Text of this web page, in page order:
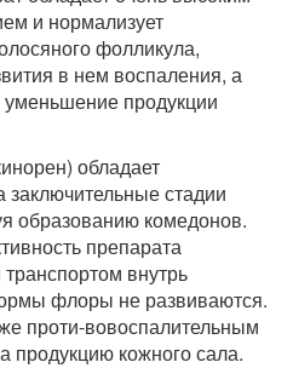
и нормализует
фолликула,
в нем воспаления, а
продукции
обладает
стадии
образованию комедонов.
препарата
внутрь
флоры не развиваются.
проти-вовоспалительным
продукцию кожного сала.